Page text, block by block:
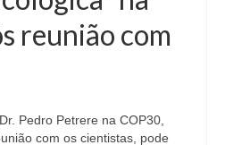
reunião com
Pedro Petrere na COP30,
com os cientistas, pode